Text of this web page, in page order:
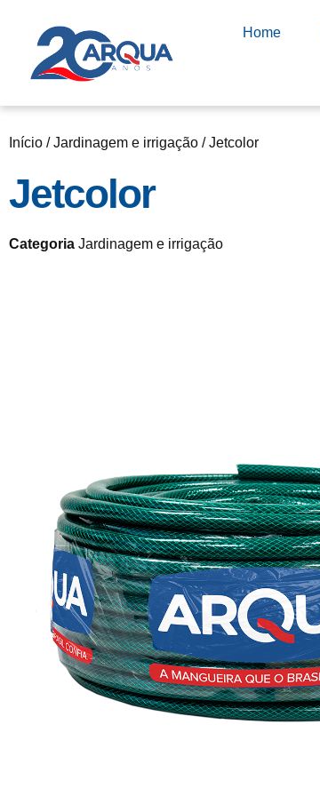
Home
Início /Jardinagem e irrigação / Jetcolor
Jetcolor
Categoria Jardinagem e irrigação